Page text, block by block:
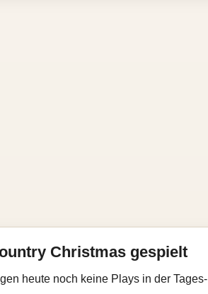
Christmas gespielt
heute noch keine Plays in der Tages-